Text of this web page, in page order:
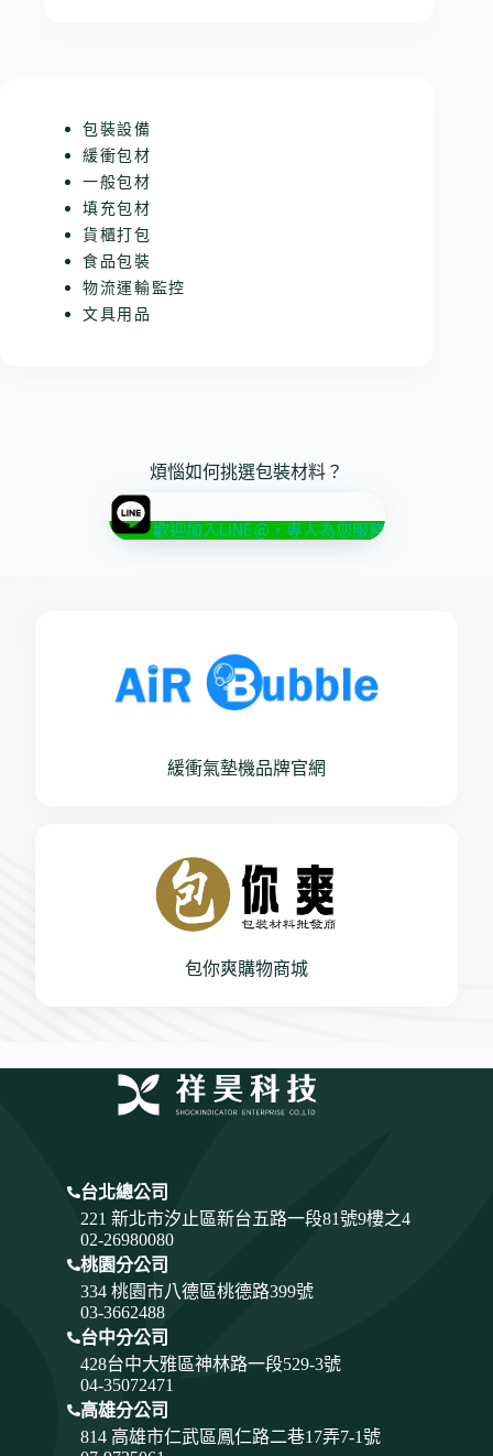
包裝設備
緩衝包材
一般包材
填充包材
貨櫃打包
食品包裝
物流運輸監控
文具用品
煩惱如何挑選包裝材料？
歡迎加入LINE@，專人為您服務
緩衝氣墊機品牌官網
包你爽購物商城
台北總公司
221 新北市汐止區新台五路一段81號9樓之4
02-26980080
桃園分公司
334 桃園市八德區桃德路399號
03-3662488
台中分公司
428台中大雅區神林路一段529-3號
04-35072471
高雄分公司
814 高雄市仁武區鳳仁路二巷17弄7-1號